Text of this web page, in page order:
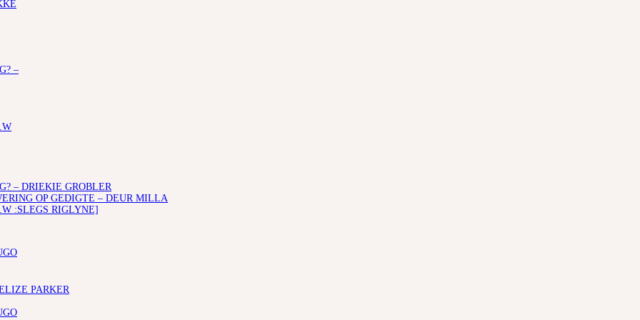
–
– DRIEKIE GROBLER
OP GEDIGTE – DEUR MILLA
:SLEGS RIGLYNE]
PARKER